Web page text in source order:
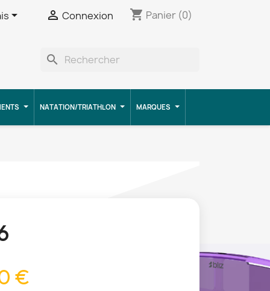
  Connexion shopping_cart Panier (0)
search
NATATION/TRIATHLON MARQUES
€